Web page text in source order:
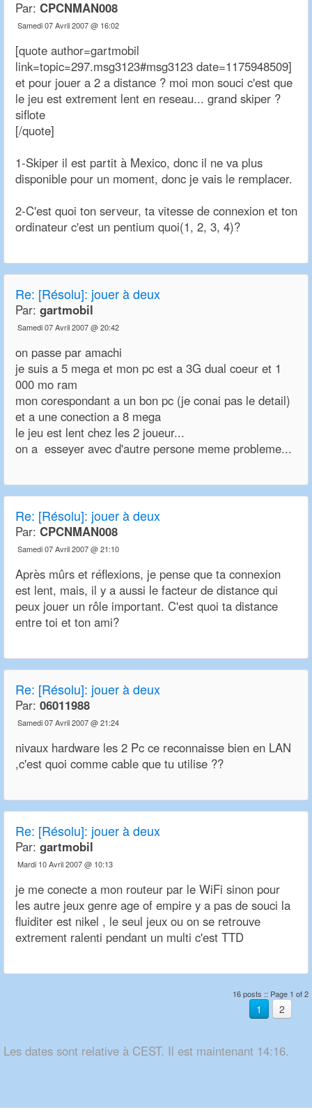
Par: CPCNMAN008
Samedi 07 Avril 2007 @ 16:02
[quote author=gartmobil
link=topic=297.msg3123#msg3123 date=1175948509]
et pour jouer a 2 a distance ? moi mon souci c'est que
le jeu est extrement lent en reseau... grand skiper ?
siflote
[/quote]
1-Skiper il est partit à Mexico, donc il ne va plus
disponible pour un moment, donc je vais le remplacer.
2-C'est quoi ton serveur, ta vitesse de connexion et ton
ordinateur c'est un pentium quoi(1, 2, 3, 4)?
Re: [Résolu]: jouer à deux
Par: gartmobil
Samedi 07 Avril 2007 @ 20:42
on passe par amachi
je suis a 5 mega et mon pc est a 3G dual coeur et 1
000 mo ram
mon corespondant a un bon pc (je conai pas le detail)
et a une conection a 8 mega
le jeu est lent chez les 2 joueur...
on a esseyer avec d'autre persone meme probleme...
Re: [Résolu]: jouer à deux
Par: CPCNMAN008
Samedi 07 Avril 2007 @ 21:10
Après mûrs et réflexions, je pense que ta connexion
est lent, mais, il y a aussi le facteur de distance qui
peux jouer un rôle important. C'est quoi ta distance
entre toi et ton ami?
Re: [Résolu]: jouer à deux
Par: 06011988
Samedi 07 Avril 2007 @ 21:24
nivaux hardware les 2 Pc ce reconnaisse bien en LAN
,c'est quoi comme cable que tu utilise ??
Re: [Résolu]: jouer à deux
Par: gartmobil
Mardi 10 Avril 2007 @ 10:13
je me conecte a mon routeur par le WiFi sinon pour
les autre jeux genre age of empire y a pas de souci la
fluiditer est nikel , le seul jeux ou on se retrouve
extrement ralenti pendant un multi c'est TTD
16 posts :: Page 1 of 2
1 2
Les dates sont relative à CEST. Il est maintenant 14:16.